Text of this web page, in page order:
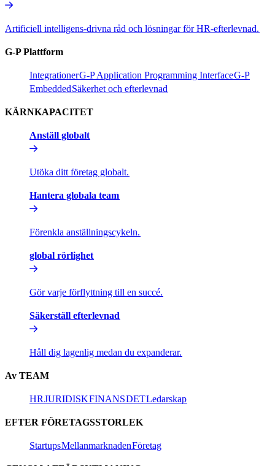
Artificiell intelligens-drivna råd och lösningar för HR-efterlevnad.​​
G-P Plattform​​
Integrationer​​G-P Application Programming Interface​​G-P
Embedded​​Säkerhet och efterlevnad​​
KÄRNKAPACITET​​
Anställ globalt​​
Utöka ditt företag globalt.​​
Hantera globala team​​
Förenkla anställningscykeln.​​
global rörlighet​​
Gör varje förflyttning till en succé.​​
Säkerställ efterlevnad​​
Håll dig lagenlig medan du expanderar.​​
Av TEAM​​
HR​​JURIDISK​​FINANS​​DET​​Ledarskap​​
EFTER FÖRETAGSSTORLEK​​
Startups​​Mellanmarknaden​​Företag​​